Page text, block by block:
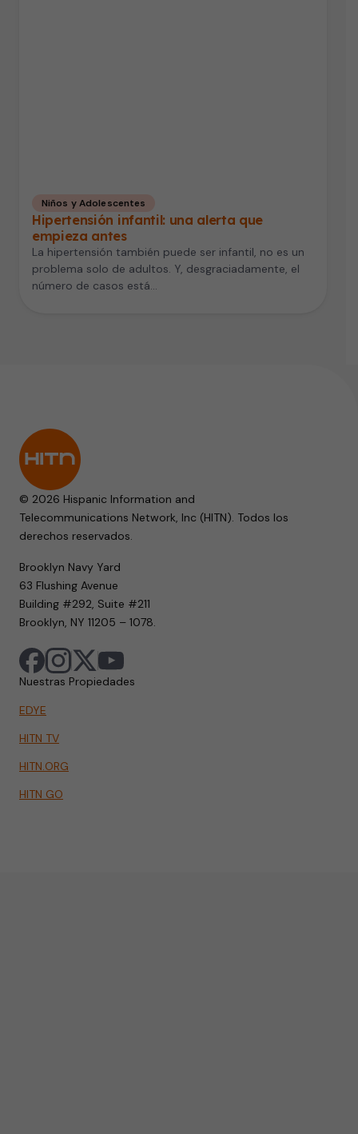
Niños y Adolescentes
Hipertensión infantil: una alerta que
empieza antes
La hipertensión también puede ser infantil, no es un
problema solo de adultos. Y, desgraciadamente, el
número de casos está…
© 2026 Hispanic Information and
Telecommunications Network, Inc (HITN). Todos los
derechos reservados.
Brooklyn Navy Yard
63 Flushing Avenue
Building #292, Suite #211
Brooklyn, NY 11205 – 1078.
Nuestras Propiedades
EDYE
HITN TV
HITN.ORG
HITN GO